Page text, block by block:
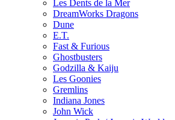
Les Dents de la Mer
DreamWorks Dragons
Dune
E.T.
Fast & Furious
Ghostbusters
Godzilla & Kaiju
Les Goonies
Gremlins
Indiana Jones
John Wick